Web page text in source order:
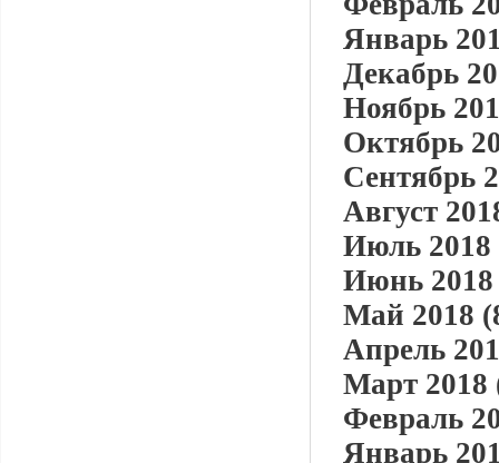
Январь
Декабрь
Ноябрь
Октябрь
Сентябрь
Август
Июль 2018
Июнь 2018
Май 2018
Апрель
Март 2018
Февраль
Январь